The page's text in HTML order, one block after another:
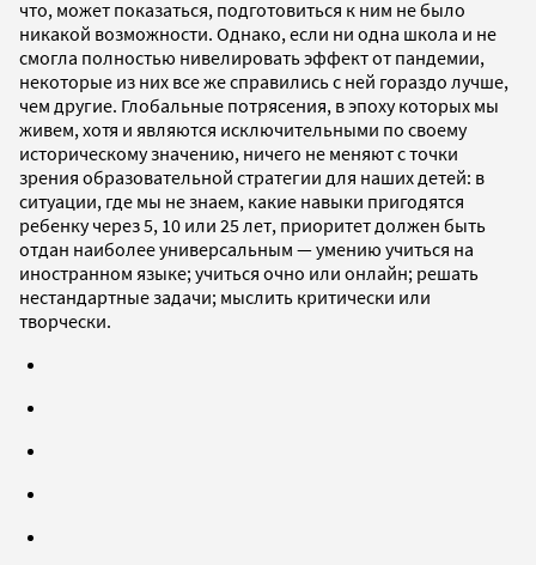
что, может показаться, подготовиться к ним не было
никакой возможности. Однако, если ни одна школа и не
смогла полностью нивелировать эффект от пандемии,
некоторые из них все же справились с ней гораздо лучше,
чем другие. Глобальные потрясения, в эпоху которых мы
живем, хотя и являются исключительными по своему
историческому значению, ничего не меняют с точки
зрения образовательной стратегии для наших детей: в
ситуации, где мы не знаем, какие навыки пригодятся
ребенку через 5, 10 или 25 лет, приоритет должен быть
отдан наиболее универсальным — умению учиться на
иностранном языке; учиться очно или онлайн; решать
нестандартные задачи; мыслить критически или
творчески.